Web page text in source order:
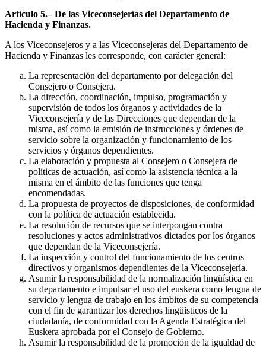
Artículo 5.– De las Viceconsejerías del Departamento de
Hacienda y Finanzas.
A los Viceconsejeros y a las Viceconsejeras del Departamento de
Hacienda y Finanzas les corresponde, con carácter general:
La representación del departamento por delegación del
Consejero o Consejera.
La dirección, coordinación, impulso, programación y
supervisión de todos los órganos y actividades de la
Viceconsejería y de las Direcciones que dependan de la
misma, así como la emisión de instrucciones y órdenes de
servicio sobre la organización y funcionamiento de los
servicios y órganos dependientes.
La elaboración y propuesta al Consejero o Consejera de
políticas de actuación, así como la asistencia técnica a la
misma en el ámbito de las funciones que tenga
encomendadas.
La propuesta de proyectos de disposiciones, de conformidad
con la política de actuación establecida.
La resolución de recursos que se interpongan contra
resoluciones y actos administrativos dictados por los órganos
que dependan de la Viceconsejería.
La inspección y control del funcionamiento de los centros
directivos y organismos dependientes de la Viceconsejería.
Asumir la responsabilidad de la normalización lingüística en
su departamento e impulsar el uso del euskera como lengua de
servicio y lengua de trabajo en los ámbitos de su competencia
con el fin de garantizar los derechos lingüísticos de la
ciudadanía, de conformidad con la Agenda Estratégica del
Euskera aprobada por el Consejo de Gobierno.
Asumir la responsabilidad de la promoción de la igualdad de